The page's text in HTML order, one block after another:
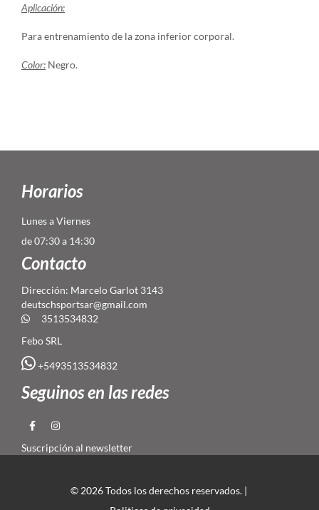
Aplicación:
Para entrenamiento de la zona inferior corporal.
Color: Negro.
Horarios
Lunes a Viernes
de 07:30 a 14:30
Contacto
Dirección: Marcelo Garlot 3143
deutschsportsar@gmail.com
3513534832
Febo SRL
+5493513534832
Seguinos en las redes
Suscripción al newsletter
© 2026 Todos los derechos reservados. |